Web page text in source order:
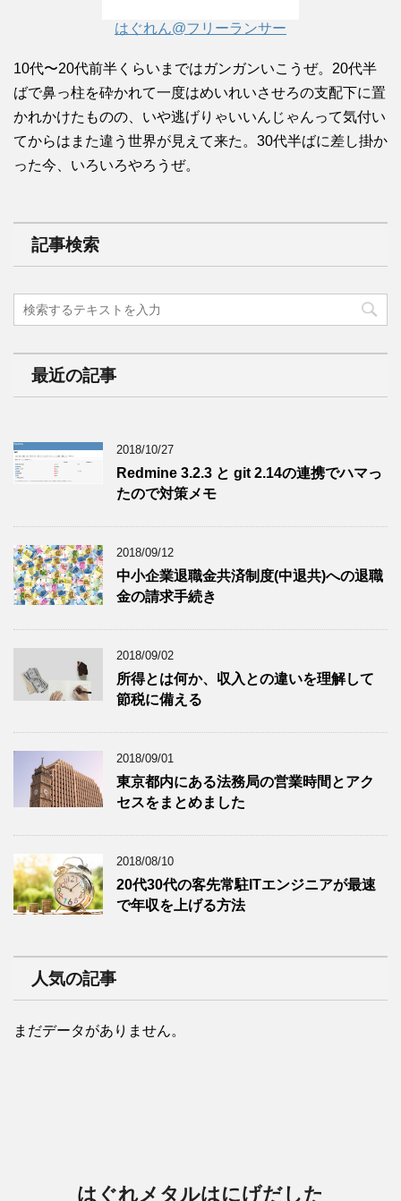
はぐれん@フリーランサー
10代〜20代前半くらいまではガンガンいこうぜ。20代半
ばで鼻っ柱を砕かれて一度はめいれいさせろの支配下に置
かれかけたものの、いや逃げりゃいいんじゃんって気付い
てからはまた違う世界が見えて来た。30代半ばに差し掛か
った今、いろいろやろうぜ。
記事検索
最近の記事
2018/10/27
Redmine 3.2.3 と git 2.14の連携でハマっ
たので対策メモ
2018/09/12
中小企業退職金共済制度(中退共)への退職
金の請求手続き
2018/09/02
所得とは何か、収入との違いを理解して
節税に備える
2018/09/01
東京都内にある法務局の営業時間とアク
セスをまとめました
2018/08/10
20代30代の客先常駐ITエンジニアが最速
で年収を上げる方法
人気の記事
まだデータがありません。
はぐれメタルはにげだした